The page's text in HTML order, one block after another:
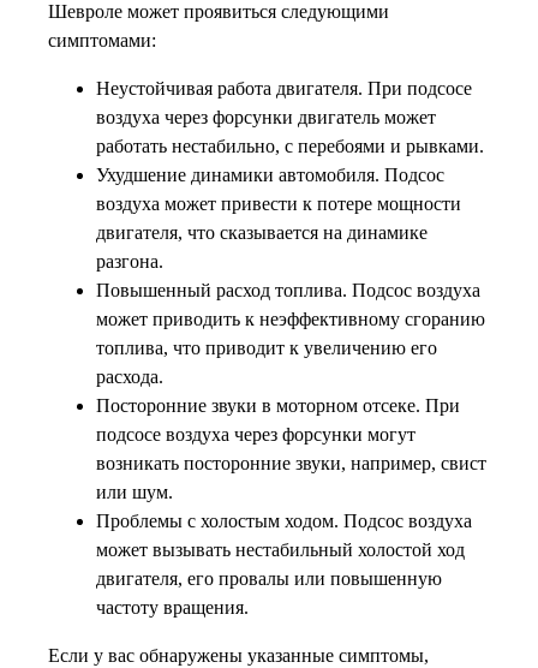
Шевроле может проявиться следующими
симптомами:
Неустойчивая работа двигателя. При подсосе
воздуха через форсунки двигатель может
работать нестабильно, с перебоями и рывками.
Ухудшение динамики автомобиля. Подсос
воздуха может привести к потере мощности
двигателя, что сказывается на динамике
разгона.
Повышенный расход топлива. Подсос воздуха
может приводить к неэффективному сгоранию
топлива, что приводит к увеличению его
расхода.
Посторонние звуки в моторном отсеке. При
подсосе воздуха через форсунки могут
возникать посторонние звуки, например, свист
или шум.
Проблемы с холостым ходом. Подсос воздуха
может вызывать нестабильный холостой ход
двигателя, его провалы или повышенную
частоту вращения.
Если у вас обнаружены указанные симптомы,